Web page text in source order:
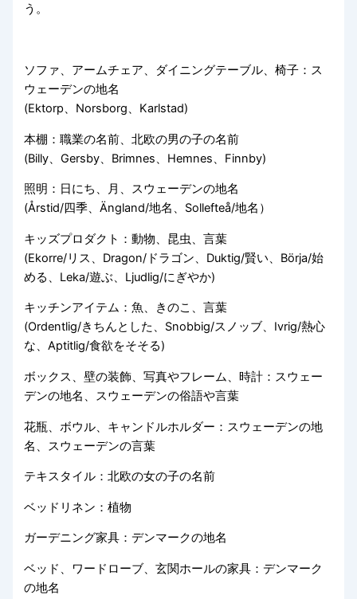
う。
ソファ、アームチェア、ダイニングテーブル、椅子：ス
ウェーデンの地名
(Ektorp、Norsborg、Karlstad)
本棚：職業の名前、北欧の男の子の名前
(Billy、Gersby、Brimnes、Hemnes、Finnby)
照明：日にち、月、スウェーデンの地名
(Årstid/四季、Ängland/地名、Sollefteå/地名）
キッズプロダクト：動物、昆虫、言葉
(Ekorre/リス、Dragon/ドラゴン、Duktig/賢い、Börja/始
める、Leka/遊ぶ、Ljudlig/にぎやか)
キッチンアイテム：魚、きのこ、言葉
(Ordentlig/きちんとした、Snobbig/スノッブ、Ivrig/熱心
な、Aptitlig/食欲をそそる)
ボックス、壁の装飾、写真やフレーム、時計：スウェー
デンの地名、スウェーデンの俗語や言葉
花瓶、ボウル、キャンドルホルダー：スウェーデンの地
名、スウェーデンの言葉
テキスタイル：北欧の女の子の名前
ベッドリネン：植物
ガーデニング家具：デンマークの地名
ベッド、ワードローブ、玄関ホールの家具：デンマーク
の地名